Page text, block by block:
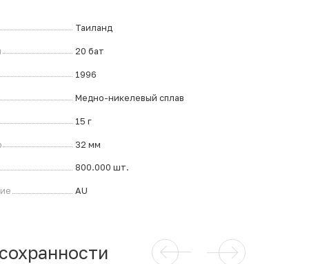
Таиланд
20 бат
1996
Медно-никелевый сплав
15 г
32 мм
800.000 шт.
AU